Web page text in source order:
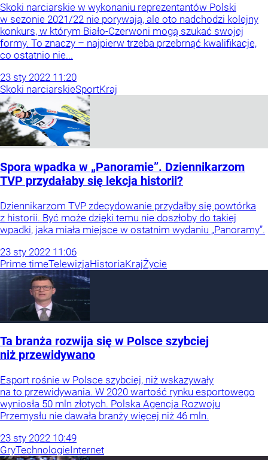
Skoki narciarskie w wykonaniu reprezentantów Polski
w sezonie 2021/22 nie porywają, ale oto nadchodzi kolejny
konkurs, w którym Biało-Czerwoni mogą szukać swojej
formy. To znaczy – najpierw trzeba przebrnąć kwalifikacje,
co ostatnio nie...
23 sty 2022 11:20
Skoki narciarskieSportKraj
Spora wpadka w „Panoramie”. Dziennikarzom
TVP przydałaby się lekcja historii?
Dziennikarzom TVP zdecydowanie przydałby się powtórka
z historii. Być może dzięki temu nie doszłoby do takiej
wpadki, jaka miała miejsce w ostatnim wydaniu „Panoramy”.
23 sty 2022 11:06
Prime timeTelewizjaHistoriaKrajŻycie
Ta branża rozwija się w Polsce szybciej
niż przewidywano
Esport rośnie w Polsce szybciej, niż wskazywały
na to przewidywania. W 2020 wartość rynku esportowego
wyniosła 50 mln złotych. Polska Agencja Rozwoju
Przemysłu nie dawała branży więcej niż 46 mln.
23 sty 2022 10:49
GryTechnologieInternet